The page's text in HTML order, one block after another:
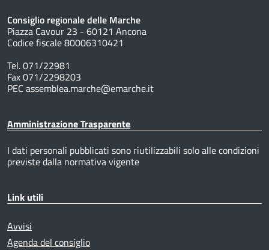
Consiglio regionale delle Marche
Piazza Cavour 23 - 60121 Ancona
Codice fiscale 80006310421
Tel. 071/22981
Fax 071/2298203
PEC assemblea.marche@emarche.it
Amministrazione Trasparente
I dati personali pubblicati sono riutilizzabili solo alle condizioni
previste dalla normativa vigente
Link utili
Avvisi
Agenda del consiglio